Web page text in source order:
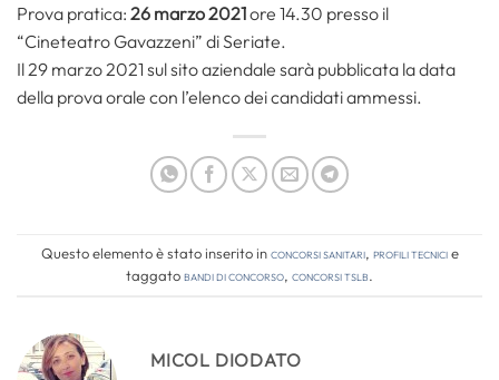
Prova pratica: 26 marzo 2021ore 14.30 presso il
“Cineteatro Gavazzeni” di Seriate.
Il 29 marzo 2021 sul sito aziendale sarà pubblicata la data
della prova orale con l’elenco dei candidati ammessi.
Questo elemento è stato inserito inConcorsi Sanitari, Profili tecnicie
taggatobandi di concorso, concorsi tslb.
MICOL DIODATO